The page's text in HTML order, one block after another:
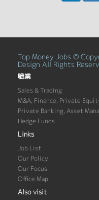
Top Money Jobs ©
Design All Rights
職業
Sales & Trading
M&A, Finance, Private
Private Banking, Asset
Hedge Funds
Links
Job List
Our Policy
Our Focus
Office Map
Also visit